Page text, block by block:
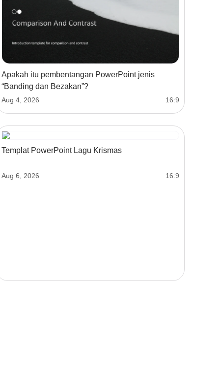
Apakah itu pembentangan PowerPoint jenis
“Banding dan Bezakan”?
Aug 4, 2026 16:9
Templat PowerPoint Lagu Krismas
Aug 6, 2026 16:9